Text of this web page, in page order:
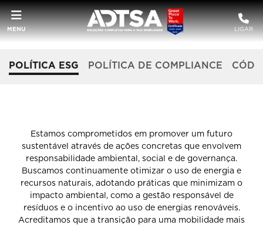
MENU LIGAR
POLÍTICA DE COMPLIANCE
POLÍTICA ESG
POLÍTICA ESG ADTSA
Estamos comprometidos em promover um futuro
sustentável através de ações concretas que envolvem
responsabilidade ambiental, social e de governança.
Buscamos continuamente otimizar o uso de energia e
recursos naturais, adotando práticas que minimizam o
impacto ambiental, como a gestão responsável de
resíduos e o incentivo ao uso de energias renováveis.
Acreditamos que a transição para uma mobilidade mais